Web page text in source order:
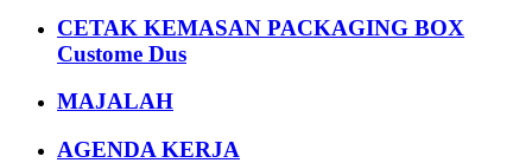
CETAK KEMASAN PACKAGING BOX
Custome Dus
MAJALAH
AGENDA KERJA